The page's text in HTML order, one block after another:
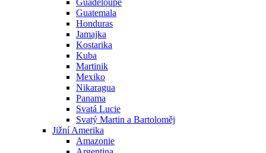
Guatemala
Honduras
Jamajka
Kostarika
Kuba
Martinik
Mexiko
Nikaragua
Panama
Svatá Lucie
Svatý Martin a Bartoloměj
Jižní Amerika
Amazonie